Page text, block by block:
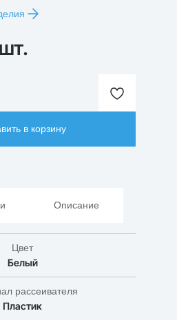
в корзину
Описание
Цвет
Белый
рассеивателя
Пластик